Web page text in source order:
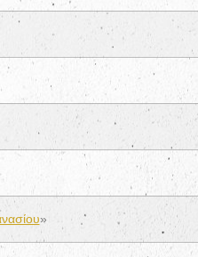
»